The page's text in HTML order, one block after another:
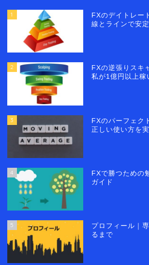
1
FXのデイトレー
線とラインで安
2
FXの逆張りスキ
私が1億円以上稼
3
FXのパーフェク
正しい使い方を
4
FXで勝つための
ガイド
5
プロフィール｜
るまで